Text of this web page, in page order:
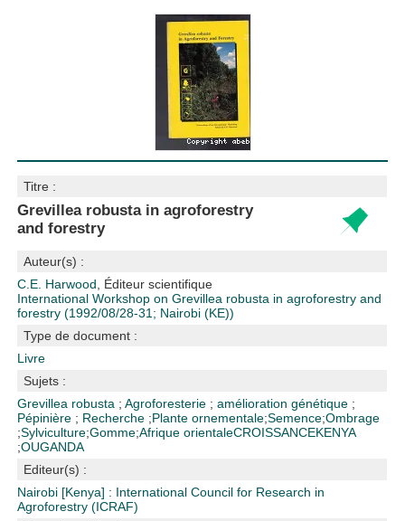
Titre :
Grevillea robusta in agroforestry
and forestry
Auteur(s) :
C.E. Harwood , Éditeur scientifique
International Workshop on Grevillea robusta in agroforestry and
forestry (1992/08/28-31; Nairobi (KE))
Type de document :
Livre
Sujets :
Grevillea robusta ;Agroforesterie ;amélioration génétique ;
Pépinière ; Recherche ;Plante ornementale;Semence;Ombrage
;Sylviculture;Gomme;Afrique orientaleCROISSANCEKENYA
;OUGANDA
Editeur(s) :
Nairobi [Kenya] : International Council for Research in
Agroforestry (ICRAF)